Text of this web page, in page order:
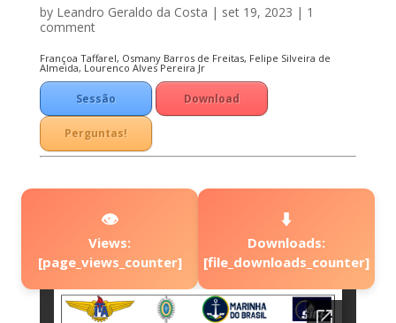
by Leandro Geraldo da Costa | set 19, 2023 | 1
comment
Françoa Taffarel, Osmany Barros de Freitas, Felipe Silveira de
Almeida, Lourenco Alves Pereira Jr
Sessão
Técnica
Download
Perguntas!
👁️
Views:
[page_views_counter]
⬇️
Downloads:
[file_downloads_counter]